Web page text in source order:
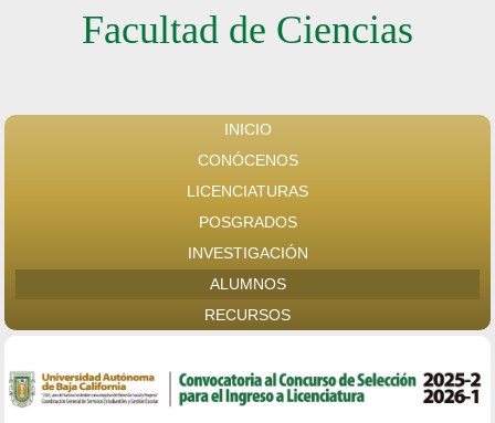
Facultad de Ciencias
INICIO
CONÓCENOS
LICENCIATURAS
POSGRADOS
INVESTIGACIÓN
ALUMNOS
RECURSOS